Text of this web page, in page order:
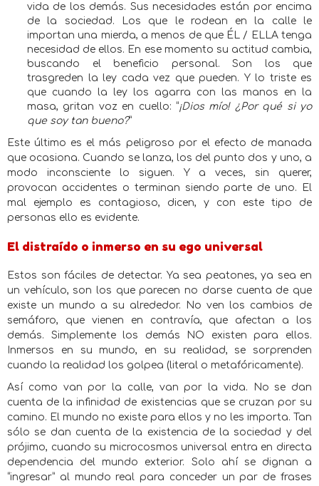
vida de los demás. Sus necesidades están por encima
de la sociedad. Los que le rodean en la calle le
importan una mierda, a menos de que ÉL / ELLA tenga
necesidad de ellos. En ese momento su actitud cambia,
buscando el beneficio personal. Son los que
trasgreden la ley cada vez que pueden. Y lo triste es
que cuando la ley los agarra con las manos en la
masa, gritan voz en cuello: “¡Dios mío! ¿Por qué si yo
que soy tan bueno?”
Este último es el más peligroso por el efecto de manada
que ocasiona. Cuando se lanza, los del punto dos y uno, a
modo inconsciente lo siguen. Y a veces, sin querer,
provocan accidentes o terminan siendo parte de uno. El
mal ejemplo es contagioso, dicen, y con este tipo de
personas ello es evidente.
El distraído o inmerso en su ego universal
Estos son fáciles de detectar. Ya sea peatones, ya sea en
un vehículo, son los que parecen no darse cuenta de que
existe un mundo a su alrededor. No ven los cambios de
semáforo, que vienen en contravía, que afectan a los
demás. Simplemente los demás NO existen para ellos.
Inmersos en su mundo, en su realidad, se sorprenden
cuando la realidad los golpea (literal o metafóricamente).
Así como van por la calle, van por la vida. No se dan
cuenta de la infinidad de existencias que se cruzan por su
camino. El mundo no existe para ellos y no les importa. Tan
sólo se dan cuenta de la existencia de la sociedad y del
prójimo, cuando su microcosmos universal entra en directa
dependencia del mundo exterior. Solo ahí se dignan a
“ingresar” al mundo real para conceder un par de frases